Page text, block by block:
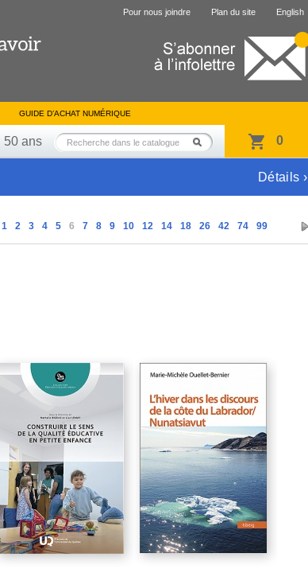
Pour nous joindre Plan du site English
GUIDE D’ACHAT NUMÉRIQUE
50 ans 0
Détails ›
1 2 3 4 5 6 7 8 9 10 12 14 18 26 42 74 99